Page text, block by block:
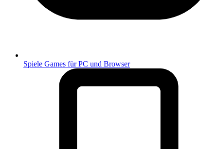
Spiele Games für PC und Browser